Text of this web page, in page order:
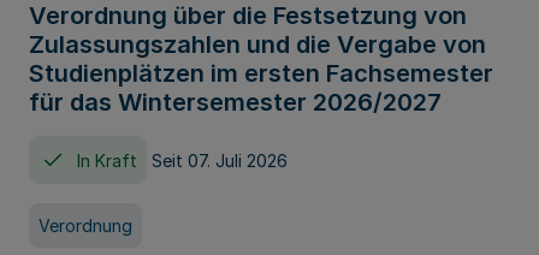
Verordnung über die Festsetzung von
Zulassungszahlen und die Vergabe von
Studienplätzen im ersten Fachsemester
für das Wintersemester 2026/2027
In Kraft Seit 07. Juli 2026
Verordnung